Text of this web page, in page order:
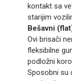
kontakt sa
starijim
Bešavni
Ovi brisači
fleksibilne
podložni
Sposobni su